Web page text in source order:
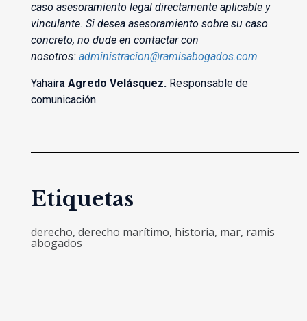
caso asesoramiento legal directamente aplicable y
vinculante. Si desea asesoramiento sobre su caso
concreto, no dude en contactar con
nosotros: administracion@ramisabogados.com
Yahaira Agredo Velásquez. Responsable de
comunicación.
Etiquetas
derecho, derecho marítimo, historia, mar, ramis
abogados